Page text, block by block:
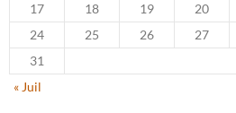
17
18 19 20
24
25 26 27
31
« Juil